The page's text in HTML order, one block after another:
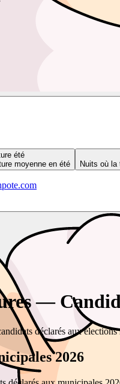
été
moyenne en été
Nuits où la
—
déclarés aux
2026